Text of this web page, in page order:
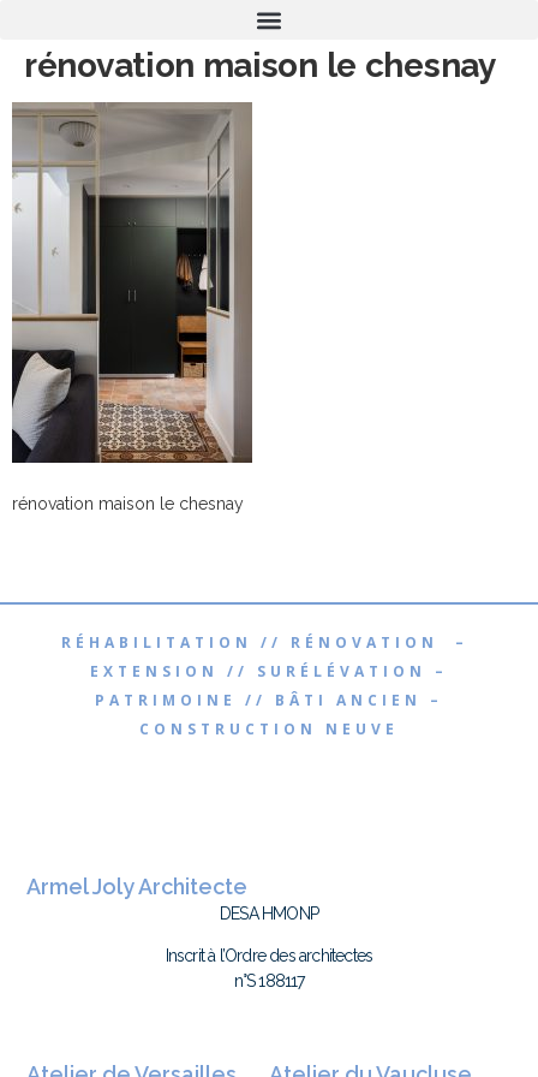
rénovation maison le chesnay
rénovation maison le chesnay
RÉHABILITATION // RÉNOVATION –
EXTENSION // SURÉLÉVATION –
PATRIMOINE // BÂTI ANCIEN –
CONSTRUCTION NEUVE
Armel Joly Architecte
DESA HMONP
Inscrit à l’Ordre des architectes
n°S 188117